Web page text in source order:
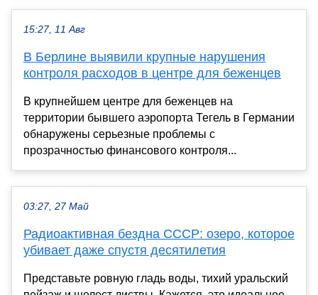
15:27, 11 Авг
В Берлине выявили крупные нарушения
контроля расходов в центре для беженцев
В крупнейшем центре для беженцев на
территории бывшего аэропорта Тегель в Германии
обнаружены серьезные проблемы с
прозрачностью финансового контроля...
03:27, 27 Май
Радиоактивная бездна СССР: озеро, которое
убивает даже спустя десятилетия
Представьте ровную гладь воды, тихий уральский